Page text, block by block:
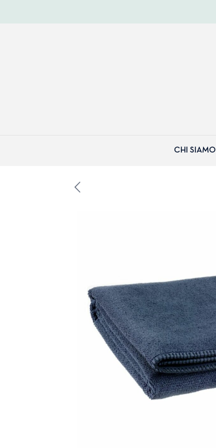
CHI SIAMO